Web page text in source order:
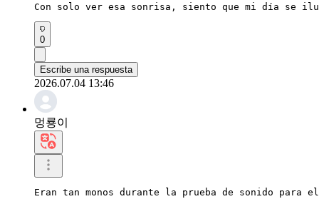
Con solo ver esa sonrisa, siento que mi día se
0
Escribe una respuesta
2026.07.04 13:46
멍룡이
Eran tan monos durante la prueba de sonido